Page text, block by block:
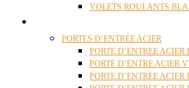
VOLETS ROULANTS
PORTES D’ENTRÉE ACIER
PORTE D’ENTREE ACIER
PORTE D’ENTRE ACIER
PORTE D’ENTREE ACIER